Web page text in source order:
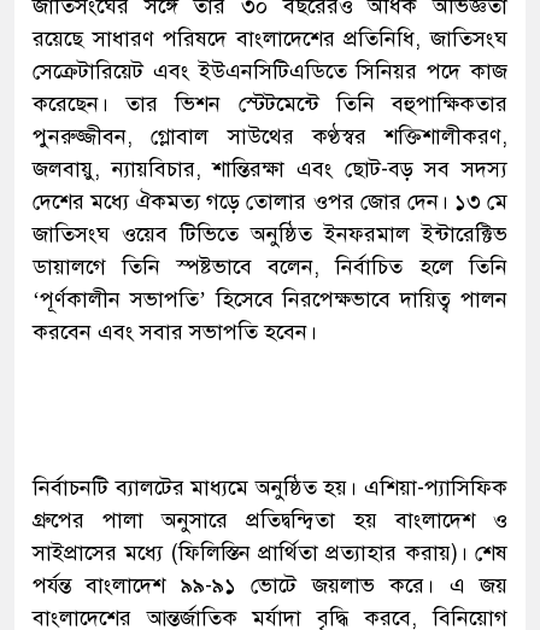
জাতিসংঘের সঙ্গে তার ৩০ বছরেরও অধিক অভিজ্ঞতা
রয়েছে সাধারণ পরিষদে বাংলাদেশের প্রতিনিধি, জাতিসংঘ
সেক্রেটারিয়েট এবং ইউএনসিটিএডিতে সিনিয়র পদে কাজ
করেছেন। তার ভিশন স্টেটমেন্টে তিনি বহুপাক্ষিকতার
পুনরুজ্জীবন, গ্লোবাল সাউথের কণ্ঠস্বর শক্তিশালীকরণ,
জলবায়ু, ন্যায়বিচার, শান্তিরক্ষা এবং ছোট-বড় সব সদস্য
দেশের মধ্যে ঐকমত্য গড়ে তোলার ওপর জোর দেন। ১৩ মে
জাতিসংঘ ওয়েব টিভিতে অনুষ্ঠিত ইনফরমাল ইন্টারেক্টিভ
ডায়ালগে তিনি স্পষ্টভাবে বলেন, নির্বাচিত হলে তিনি
‘পূর্ণকালীন সভাপতি’ হিসেবে নিরপেক্ষভাবে দায়িত্ব পালন
করবেন এবং সবার সভাপতি হবেন।
নির্বাচনটি ব্যালটের মাধ্যমে অনুষ্ঠিত হয়। এশিয়া-প্যাসিফিক
গ্রুপের পালা অনুসারে প্রতিদ্বন্দ্বিতা হয় বাংলাদেশ ও
সাইপ্রাসের মধ্যে (ফিলিস্তিন প্রার্থিতা প্রত্যাহার করায়)। শেষ
পর্যন্ত বাংলাদেশ ৯৯-৯১ ভোটে জয়লাভ করে। এ জয়
বাংলাদেশের আন্তর্জাতিক মর্যাদা বৃদ্ধি করবে, বিনিয়োগ